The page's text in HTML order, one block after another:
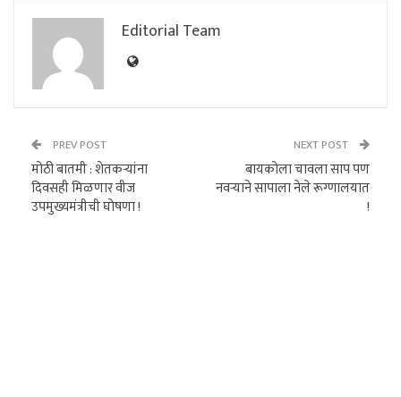
Editorial Team
PREV POST
मोठी बातमी : शेतकऱ्यांना
दिवसही मिळणार वीज
उपमुख्यमंत्रीची घोषणा !
NEXT POST
बायकोला चावला साप पण
नवऱ्याने सापाला नेले रूग्णालयात
!